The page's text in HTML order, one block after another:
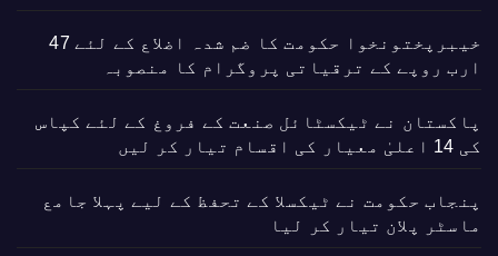
خیبرپختونخوا حکومت کا ضم شدہ اضلاع کے لئے 47
ارب روپے کے ترقیاتی پروگرام کا منصوبہ
پاکستان نے ٹیکسٹائل صنعت کے فروغ کے لئے کپاس
کی 14 اعلیٰ معیار کی اقسام تیار کر لیں
پنجاب حکومت نے ٹیکسلا کے تحفظ کے لیے پہلا جامع
ماسٹر پلان تیار کر لیا